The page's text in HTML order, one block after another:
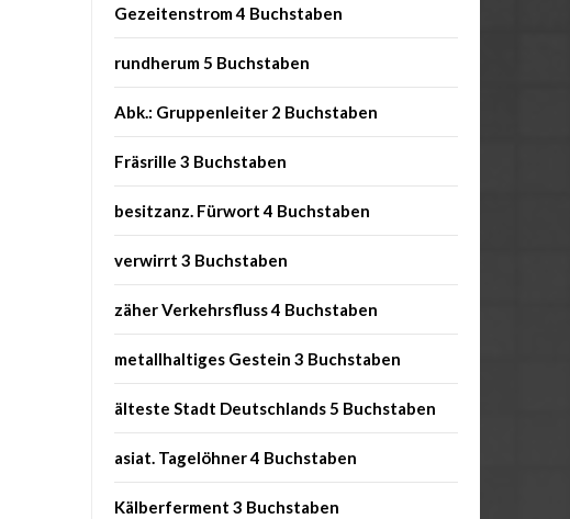
Gezeitenstrom 4 Buchstaben
rundherum 5 Buchstaben
Abk.: Gruppenleiter 2 Buchstaben
Fräsrille 3 Buchstaben
besitzanz. Fürwort 4 Buchstaben
verwirrt 3 Buchstaben
zäher Verkehrsfluss 4 Buchstaben
metallhaltiges Gestein 3 Buchstaben
älteste Stadt Deutschlands 5 Buchstaben
asiat. Tagelöhner 4 Buchstaben
Kälberferment 3 Buchstaben